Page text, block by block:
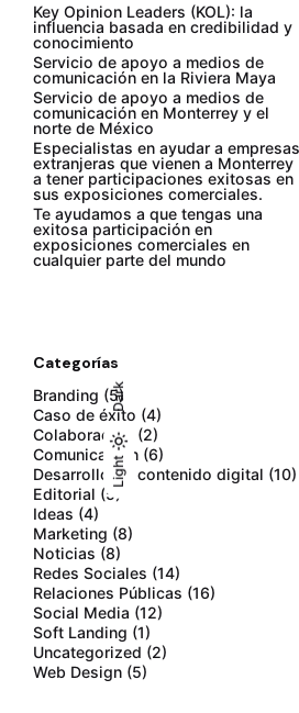
Light
Dark
Light
Dark
Key Opinion Leaders (KOL): la
influencia basada en credibilidad y
conocimiento
Servicio de apoyo a medios de
comunicación en la Riviera Maya
Servicio de apoyo a medios de
comunicación en Monterrey y el
norte de México
Especialistas en ayudar a empresas
extranjeras que vienen a Monterrey
a tener participaciones exitosas en
sus exposiciones comerciales.
Te ayudamos a que tengas una
exitosa participación en
exposiciones comerciales en
cualquier parte del mundo
Categorías
Branding (5)
Caso de éxito (4)
Colaboración
(2)
Comunicación (6)
Desarrollo de contenido digital (10)
Editorial (5)
Ideas (4)
Marketing (8)
Noticias (8)
Redes Sociales (14)
Relaciones Públicas (16)
Social Media (12)
Soft Landing (1)
Uncategorized (2)
Web Design (5)